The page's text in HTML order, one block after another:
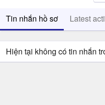
Tin nhắn hồ sơ Latest
Hiện tại không có tin nhắn